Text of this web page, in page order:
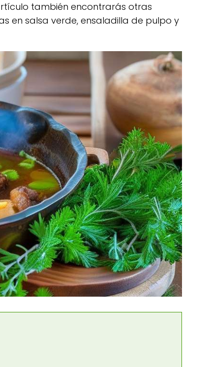
también encontrarás otras
en salsa verde, ensaladilla de pulpo y